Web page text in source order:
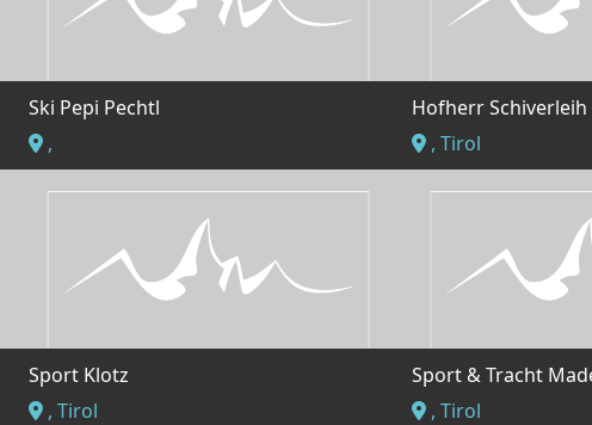
Ski Pepi Pechtl
,
Hofherr Schiverleih
, Tirol
Sport Klotz
, Tirol
Sport & Tracht
, Tirol